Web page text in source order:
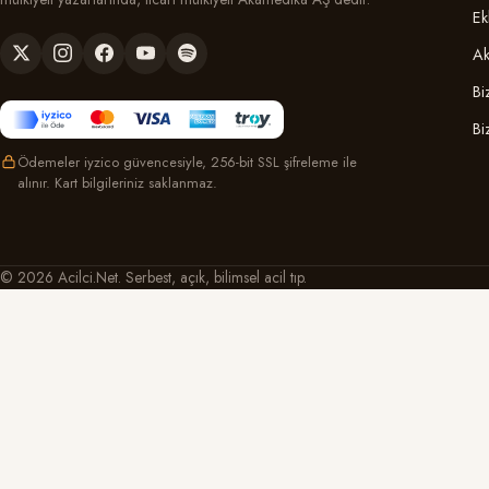
Ödemeler iyzico güvencesiyle, 256-bit SSL şifreleme ile
alınır. Kart bilgileriniz saklanmaz.
© 2026 Acilci.Net. Serbest, açık, bilimsel acil tıp.